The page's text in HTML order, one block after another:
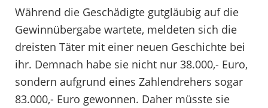
Während die Geschädigte gutgläubig auf die
Gewinnübergabe wartete, meldeten sich die
dreisten Täter mit einer neuen Geschichte bei
ihr. Demnach habe sie nicht nur 38.000,- Euro,
sondern aufgrund eines Zahlendrehers sogar
83.000,- Euro gewonnen. Daher müsste sie